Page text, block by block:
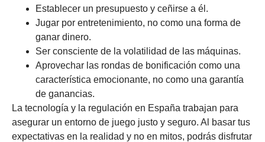
Establecer un presupuesto y ceñirse a él.
Jugar por entretenimiento, no como una forma de
ganar dinero.
Ser consciente de la volatilidad de las máquinas.
Aprovechar las rondas de bonificación como una
característica emocionante, no como una garantía
de ganancias.
La tecnología y la regulación en España trabajan para
asegurar un entorno de juego justo y seguro. Al basar tus
expectativas en la realidad y no en mitos, podrás disfrutar